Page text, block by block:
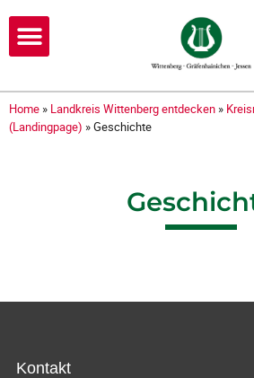
Home » Landkreis Wittenberg entdecken »
(Landingpage) »Geschichte
Kontakt